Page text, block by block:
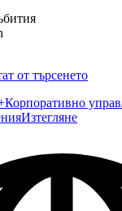
от търсенето
Корпоративно
Изтегляне